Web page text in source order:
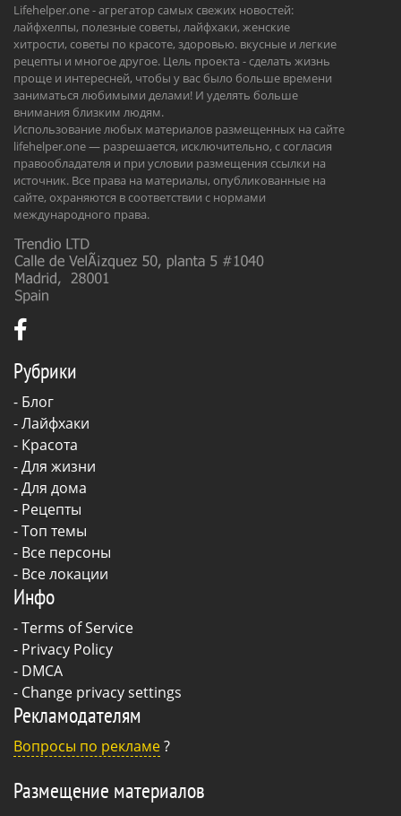
Lifehelper.one - агрегатор самых свежих новостей:
лайфхелпы, полезные советы, лайфхаки, женские
хитрости, советы по красоте, здоровью. вкусные и легкие
рецепты и многое другое. Цель проекта - сделать жизнь
проще и интересней, чтобы у вас было больше времени
заниматься любимыми делами! И уделять больше
внимания близким людям.
Использование любых материалов размещенных на сайте
lifehelper.one — разрешается, исключительно, с согласия
правообладателя и при условии размещения ссылки на
источник. Все права на материалы, опубликованные на
сайте, охраняются в соответствии с нормами
международного права.
Рубрики
- Блог
-Лайфхаки
- Красота
-Для жизни
-Для дома
- Рецепты
- Топ темы
- Все персоны
- Все локации
Инфо
-Terms of Service
- Privacy Policy
- DMCA
- Change privacy settings
Рекламодателям
Вопросы по рекламе?
Размещение материалов